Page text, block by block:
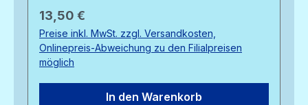
Abwehrmechanismus der Koi.Das Mittel
wird nach einiger Zeit
nachdosiert.Startdosierung : 500 ml auf
10.000 LiterNachdosierung : 250 ml auf
Regulärer Preis:
13,50 €
Preise inkl. MwSt. zzgl. Versandkosten,
Onlinepreis-Abweichung zu den Filialpreisen
möglich
In den Warenkorb